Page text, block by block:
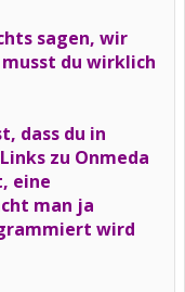
sagen, wir
du wirklich
dass du in
zu Onmeda
eine
man ja
wird